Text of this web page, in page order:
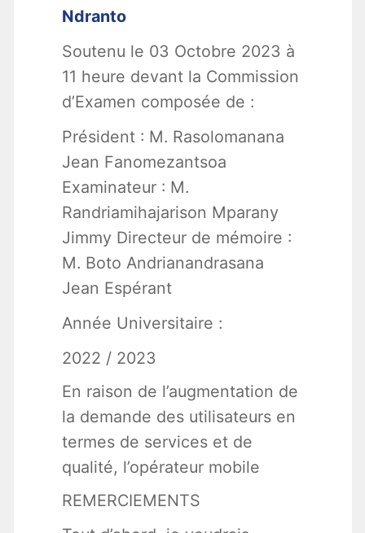
Ndranto
Soutenu le 03 Octobre 2023 à
11 heure devant la Commission
d’Examen composée de :
Président : M. Rasolomanana
Jean Fanomezantsoa
Examinateur : M.
Randriamihajarison Mparany
Jimmy Directeur de mémoire :
M. Boto Andrianandrasana
Jean Espérant
Année Universitaire :
2022 / 2023
En raison de l’augmentation de
la demande des utilisateurs en
termes de services et de
qualité, l’opérateur mobile
REMERCIEMENTS